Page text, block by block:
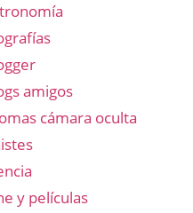
amigos
cámara oculta
y películas